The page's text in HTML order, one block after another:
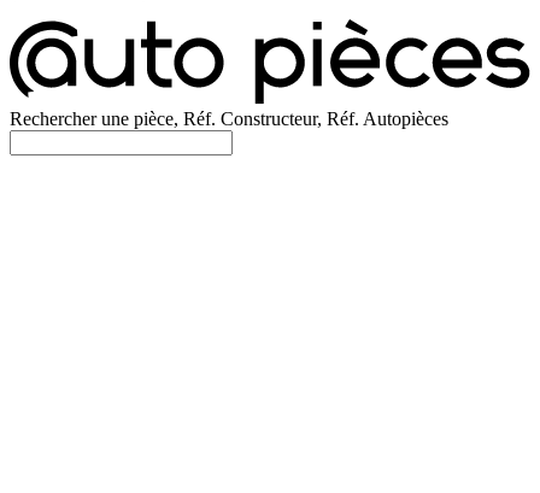
Rechercher une pièce, Réf. Constructeur, Réf. Autopièces